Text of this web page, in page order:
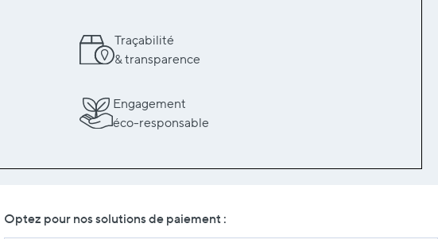
Traçabilité
& transparence
Engagement
éco-responsable
Optez pour nos solutions de paiement :